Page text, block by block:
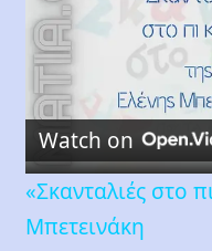
Watch on
«Σκανταλιές στο
Μπετεινάκη